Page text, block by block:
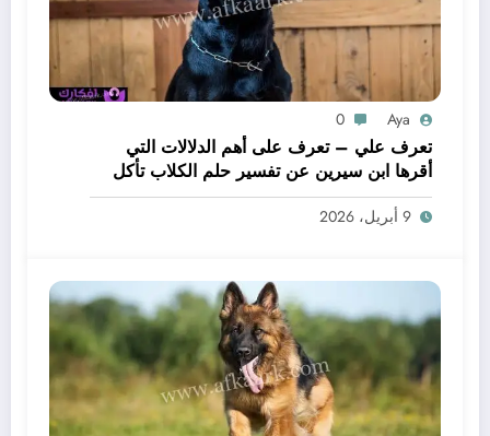
Aya
0
تعرف علي – تعرف على أهم الدلالات التي
أقرها ابن سيرين عن تفسير حلم الكلاب تأكل
لحم – بالتفصيل
9 أبريل، 2026